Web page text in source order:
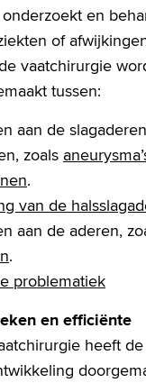
Specialismen
Werken en leren
Medewerkers
Contact
MijnASz
Verwijzers
Tekstgrootte A
Voorleesfunctie
Language
Zoeken
en
of
vaatchirurgie
tussen:
aan de
zoals
.
van de
aan de aderen,
.
problematiek
en efficiënte
heeft